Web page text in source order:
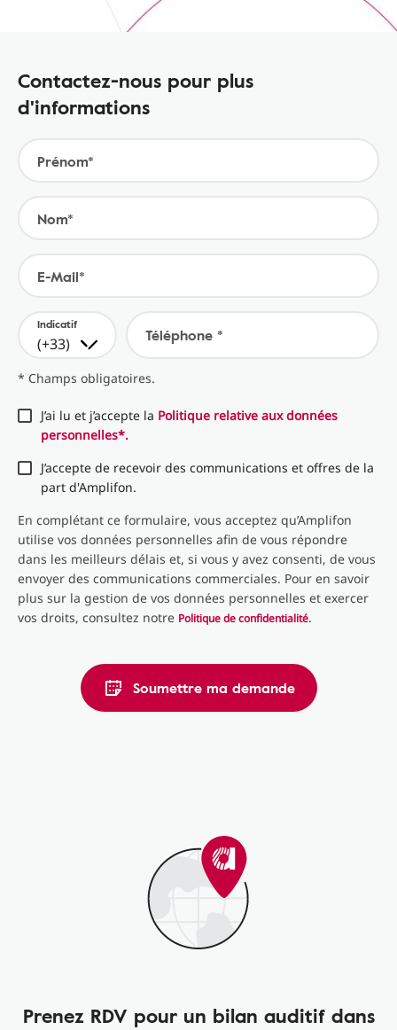
Contactez-nous pour plus
d'informations
Prénom*
Nom*
E-Mail*
Indicatif
(+33) Téléphone *
* Champs obligatoires.
J’ai lu et j’accepte la Politique relative aux données
personnelles*.
J’accepte de recevoir des communications et offres de la
part d'Amplifon.
En complétant ce formulaire, vous acceptez qu’Amplifon
utilise vos données personnelles afin de vous répondre
dans les meilleurs délais et, si vous y avez consenti, de vous
envoyer des communications commerciales. Pour en savoir
plus sur la gestion de vos données personnelles et exercer
vos droits, consultez notre Politique de confidentialité.
Soumettre ma demande
Prenez RDV pour un bilan auditif dans